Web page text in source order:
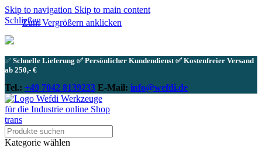
Skip to navigation Skip to main content
Schließen
✅ Schnelle Lieferung ✅ Persönlicher Kundendienst ✅ Kostenfreier Versand
ab 250,- €
Tel.: +49 7042 8139233 E-Mail: info@wefdi.de
Kategorie wählen
Zum Vergrößern anklicken